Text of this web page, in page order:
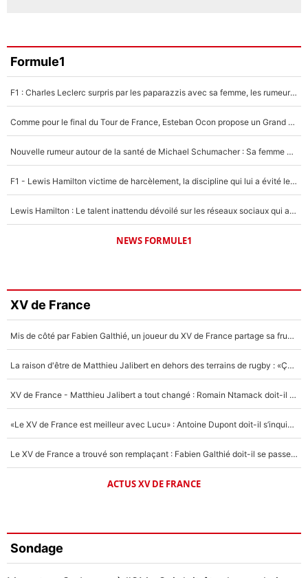
Formule1
F1 : Charles Leclerc surpris par les paparazzis avec sa femme, les rumeurs étaient vraies !
Comme pour le final du Tour de France, Esteban Ocon propose un Grand Prix de Formule 1 à Paris : «Autour de l’Arc de Triomphe, ce serait génial» !
Nouvelle rumeur autour de la santé de Michael Schumacher : Sa femme Corinna sort du silence
F1 - Lewis Hamilton victime de harcèlement, la discipline qui lui a évité le pire : «J'aurais probablement mal tourné»
Lewis Hamilton : Le talent inattendu dévoilé sur les réseaux sociaux qui a impressionné Kim Kardashian pendant leurs vacances en amoureux !
NEWS FORMULE1
XV de France
Mis de côté par Fabien Galthié, un joueur du XV de France partage sa frustration : «ils ne me l’ont pas dit tout de suite»
La raison d'être de Matthieu Jalibert en dehors des terrains de rugby : «Ça m'atteint autant que si tu touches à un membre de ma famille»
XV de France - Matthieu Jalibert a tout changé : Romain Ntamack doit-il s’inquiéter pour sa place à un an de la Coupe du monde ?
«Le XV de France est meilleur avec Lucu» : Antoine Dupont doit-il s’inquiéter pour sa place ?
Le XV de France a trouvé son remplaçant : Fabien Galthié doit-il se passer d'Antoine Dupont ?
ACTUS XV DE FRANCE
Sondage